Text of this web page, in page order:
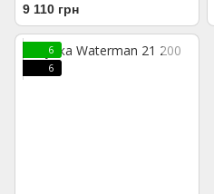
9 110 грн
6
6